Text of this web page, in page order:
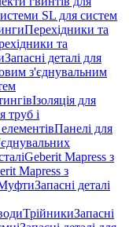
SL для систем
Перехідники та
та
Запасні деталі для
з'єднувальним
Ізоляція для
труб і
Панелі для
Geberit Mapress з
Mapress з
Запасні деталі
ТрійникиЗапасні